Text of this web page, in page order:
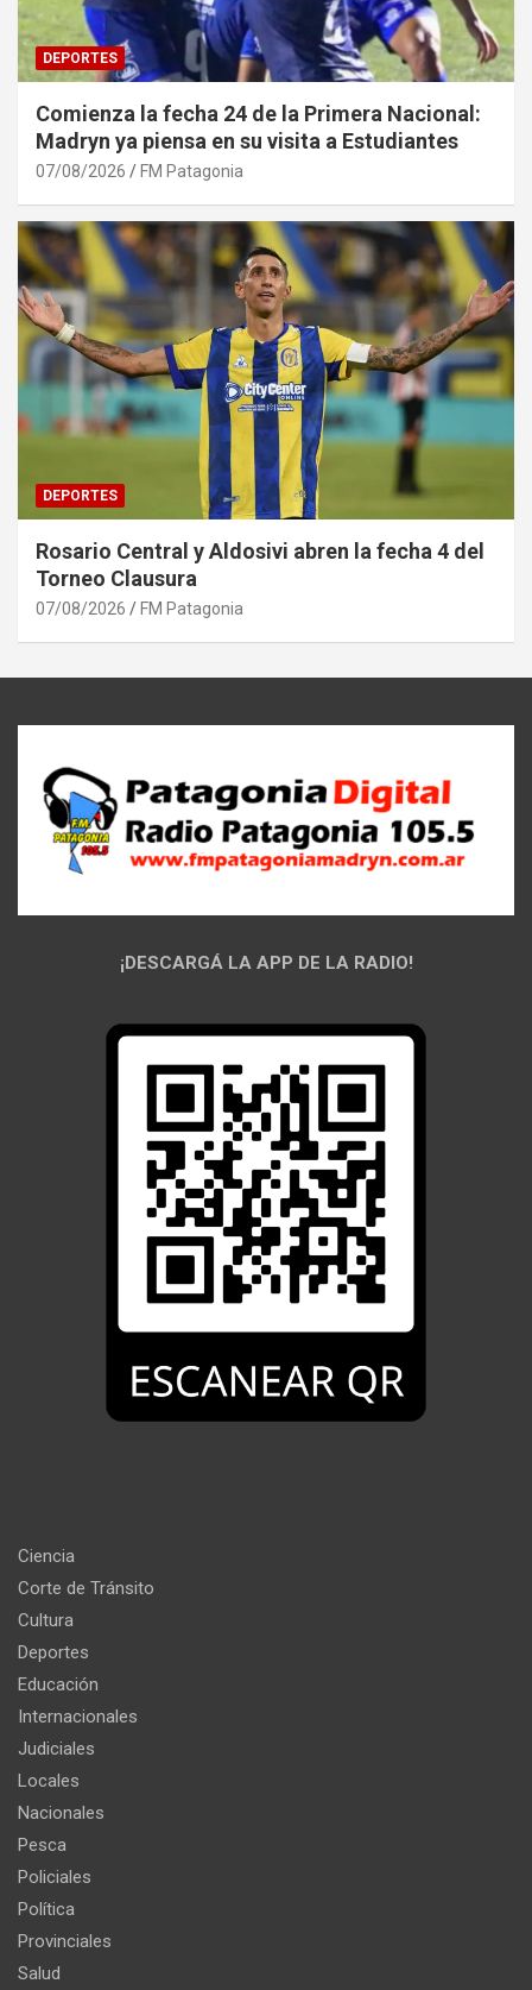
DEPORTES
Comienza la fecha 24 de la Primera Nacional:
Madryn ya piensa en su visita a Estudiantes
07/08/2026 FM Patagonia
DEPORTES
Rosario Central y Aldosivi abren la fecha 4 del
Torneo Clausura
07/08/2026 FM Patagonia
¡DESCARGÁ LA APP DE LA RADIO!
Ciencia
Corte de Tránsito
Cultura
Deportes
Educación
Internacionales
Judiciales
Locales
Nacionales
Pesca
Policiales
Política
Provinciales
Salud